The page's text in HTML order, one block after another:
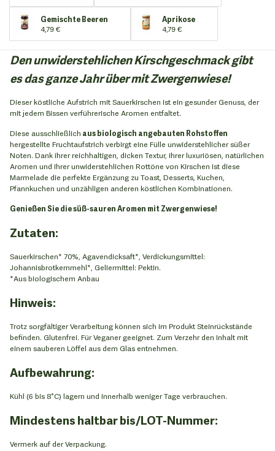
Gemischte Beeren
4,79 €
Aprikose
4,79 €
Den unwiderstehlichen Kirschgeschmack gibt
es das ganze Jahr über mit Zwergenwiese!
Dieser köstliche Aufstrich mit Sauerkirschen ist ein gesunder Genuss, der
mit jedem Bissen verführerische Aromen entfaltet.
Diese ausschließlich aus biologisch angebauten Rohstoffen
hergestellte Fruchtaufstrich verbirgt eine Fülle unwiderstehlicher süßer
Noten. Dank ihrer reichhaltigen, dicken Textur, ihrer luxuriösen, natürlichen
Aromen und ihrer unwiderstehlichen Rottöne von Kirschen ist diese
Marmelade die perfekte Ergänzung zu Toast, Desserts, Kuchen,
Pfannkuchen und unzähligen anderen köstlichen Kombinationen.
Genießen Sie die süß-sauren Aromen mit Zwergenwiese!
Zutaten:
Sauerkirschen* 70%, Agavendicksaft*, Verdickungsmittel:
Johannisbrotkernmehl*, Geliermittel: Pektin.
*Aus biologischem Anbau
Hinweis:
Trotz sorgfältiger Verarbeitung können sich im Produkt Steinrückstände
befinden. Glutenfrei. Für Veganer geeignet. Zum Verzehr den Inhalt mit
einem sauberen Löffel aus dem Glas entnehmen.
Aufbewahrung:
Kühl (6 bis 8°C) lagern und innerhalb weniger Tage verbrauchen.
Mindestens haltbar bis/LOT-Nummer:
Vermerk auf der Verpackung.